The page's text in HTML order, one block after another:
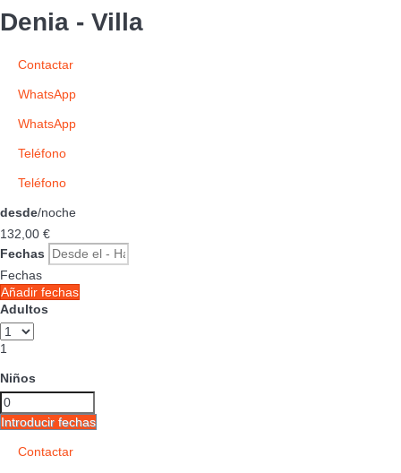
Denia - Villa
Contactar
WhatsApp
WhatsApp
Teléfono
Teléfono
desde/noche
132, 00 €
Fechas
Fechas
Añadir fechas
Adultos
1
Niños
Introducir fechas
Contactar